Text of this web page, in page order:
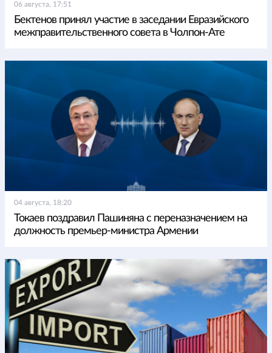
06 августа, 17:51
Бектенов принял участие в заседании Евразийского
межправительственного совета в Чолпон-Ате
04 августа, 18:20
Токаев поздравил Пашиняна с переназначением на
должность премьер-министра Армении